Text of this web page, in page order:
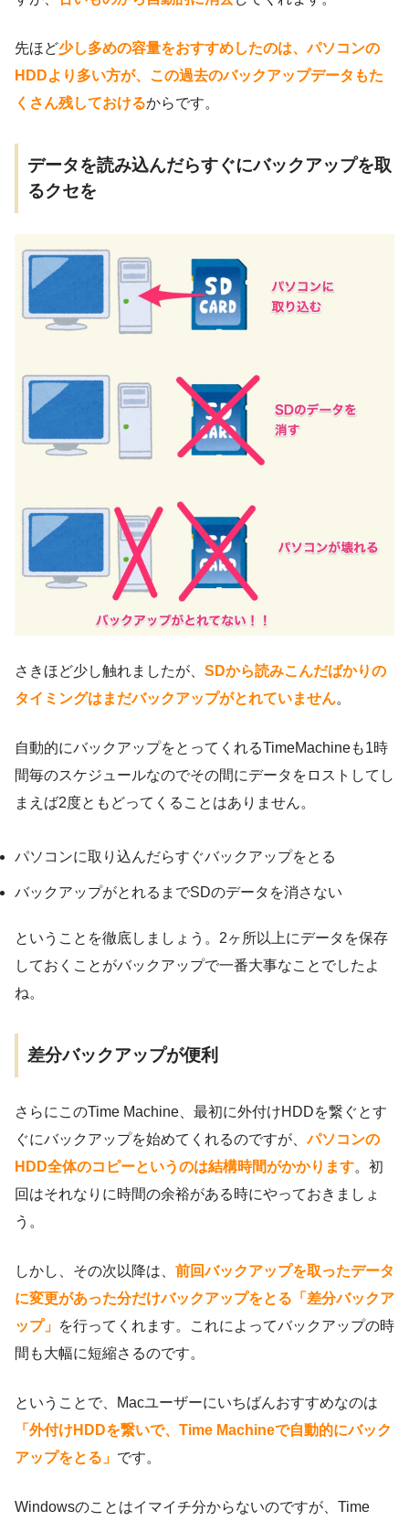
先ほど少し多めの容量をおすすめしたのは、パソコンの
HDDより多い方が、この過去のバックアップデータもた
くさん残しておけるからです。
データを読み込んだらすぐにバックアップを取
るクセを
さきほど少し触れましたが、 SDから読みこんだばかりの
タイミングはまだバックアップがとれていません。
自動的にバックアップをとってくれるTimeMachineも1時
間毎のスケジュールなのでその間にデータをロストしてし
まえば2度ともどってくることはありません。
パソコンに取り込んだらすぐバックアップをとる
バックアップがとれるまでSDのデータを消さない
ということを徹底しましょう。2ヶ所以上にデータを保存
しておくことがバックアップで一番大事なことでしたよ
ね。
差分バックアップが便利
さらにこのTime Machine、最初に外付けHDDを繋ぐとす
ぐにバックアップを始めてくれるのですが、パソコンの
HDD全体のコピーというのは結構時間がかかります。初
回はそれなりに時間の余裕がある時にやっておきましょ
う。
しかし、その次以降は、 前回バックアップを取ったデータ
に変更があった分だけバックアップをとる「差分バックア
ップ」 を行ってくれます。これによってバックアップの時
間も大幅に短縮さるのです。
ということで、Macユーザーにいちばんおすすめなのは
「外付けHDDを繋いで、Time Machineで自動的にバック
アップをとる」 です。
Windowsのことはイマイチ分からないのですが、Time